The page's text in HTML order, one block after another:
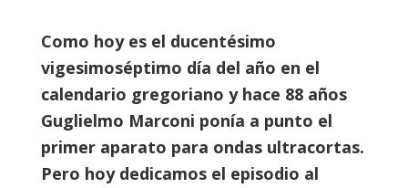
Como hoy es el ducentésimo
vigesimoséptimo día del año en el
calendario gregoriano y hace 88 años
Guglielmo Marconi ponía a punto el
primer aparato para ondas ultracortas.
Pero hoy dedicamos el episodio al